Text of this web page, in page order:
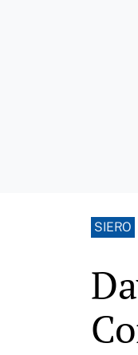
SIERO